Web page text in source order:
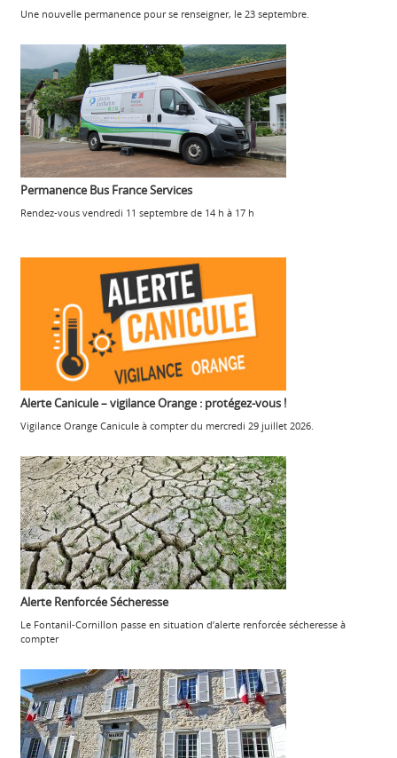
Une nouvelle permanence pour se renseigner, le 23 septembre.
Permanence Bus France Services
Rendez-vous vendredi 11 septembre de 14 h à 17 h
Alerte Canicule – vigilance Orange : protégez-vous !
Vigilance Orange Canicule à compter du mercredi 29 juillet 2026.
Alerte Renforcée Sécheresse
Le Fontanil-Cornillon passe en situation d’alerte renforcée sécheresse à
compter